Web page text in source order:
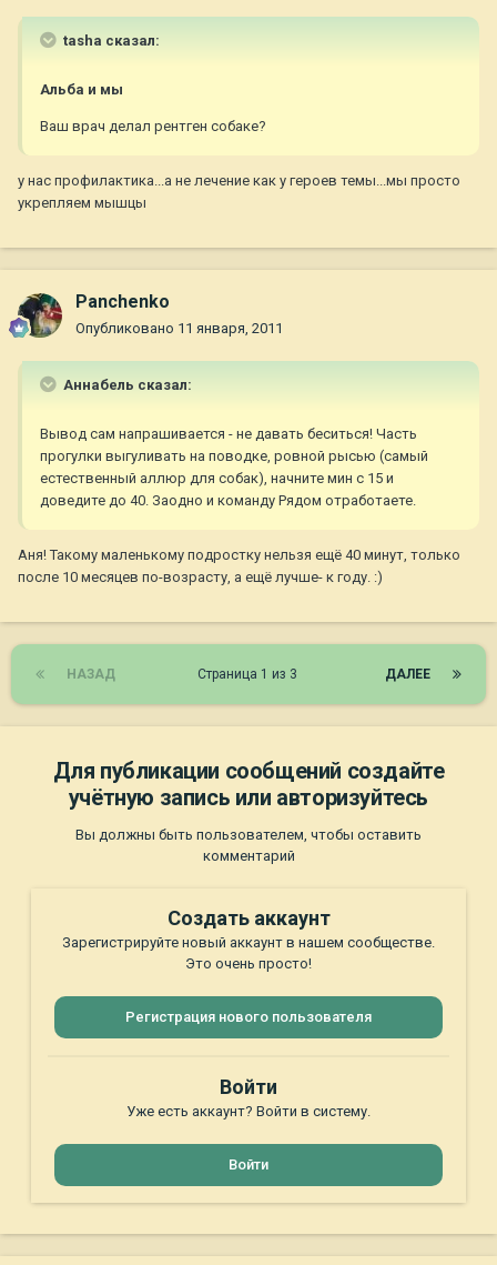
tasha сказал:
Альба и мы
Ваш врач делал рентген собаке?
у нас профилактика...а не лечение как у героев темы...мы просто
укрепляем мышцы
Panchenko
Опубликовано 11 января, 2011
Aннaбель сказал:
Вывод сам напрашивается - не давать беситься! Часть
прогулки выгуливать на поводке, ровной рысью (самый
естественный аллюр для собак), начните мин с 15 и
доведите до 40. Заодно и команду Рядом отработаете.
Аня! Такому маленькому подростку нельзя ещё 40 минут, только
после 10 месяцев по-возрасту, а ещё лучше- к году. :)
НАЗАД ДАЛЕЕ
Страница 1 из 3
Для публикации сообщений создайте
учётную запись или авторизуйтесь
Вы должны быть пользователем, чтобы оставить
комментарий
Создать аккаунт
Зарегистрируйте новый аккаунт в нашем сообществе.
Это очень просто!
Регистрация нового пользователя
Войти
Уже есть аккаунт? Войти в систему.
Войти